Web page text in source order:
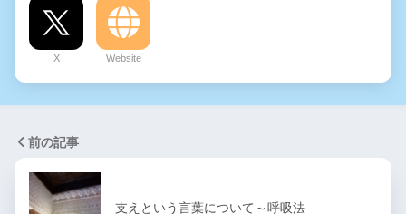
X Website
前の記事
支えという言葉について～呼吸法